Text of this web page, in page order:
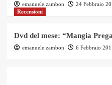
emanuele.zambon 24 Febbraio
Recensioni
Dvd del mese: “Mangia
emanuele.zambon 6 Febbraio